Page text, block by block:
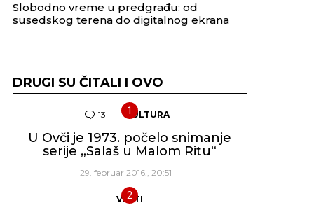
Slobodno vreme u predgrađu: od
susedskog terena do digitalnog ekrana
DRUGI SU ČITALI I OVO
13 Komentara
KULTURA
U Ovči je 1973. počelo snimanje
serije „Salaš u Malom Ritu“
29. februar 2016., 20:51
VESTI